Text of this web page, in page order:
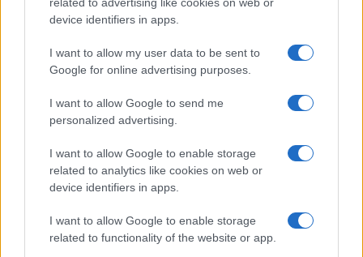
device identifiers in apps.
I want to allow my user data to be sent to
Google for online advertising purposes.
I want to allow Google to send me
personalized advertising.
I want to allow Google to enable storage
related to analytics like cookies on web or
device identifiers in apps.
I want to allow Google to enable storage
related to functionality of the website or app.
Il patrimonio di Alex Del Piero: tutti i guadagni di
A quanto ammonta il patrimonio di Andrea Pirlo?
Sportmagazine: notizie, approfondimenti e classifiche su
calcio, basket, tennis, ciclismo, motori, Formula 1,